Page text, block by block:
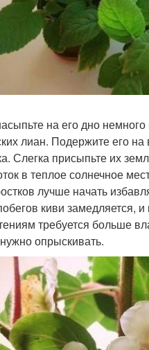
на его дно
лиан. Подержите его
Слегка присыпьте их
в теплое солнечное
лучше начать
киви замедляется,
требуется больше
опрыскивать.